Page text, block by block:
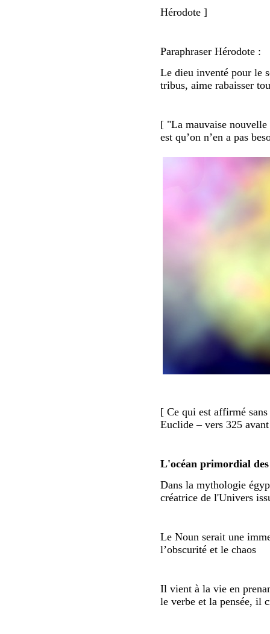
Hérodote ]
Paraphraser Hérodote :
Le dieu inventé pour le
tribus, aime rabaisser
[ "La mauvaise nouvelle
est qu’on n’en a pas
[ Ce qui est affirmé
Euclide – vers 325
L'océan primordial des
Dans la mythologie
créatrice de l'Univers
Le Noun serait une
l’obscurité et le chaos
Il vient à la vie en
le verbe et la pensée, il